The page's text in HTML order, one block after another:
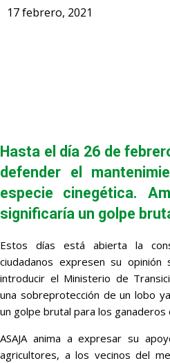
17 febrero, 2021
Hasta el día 26 de
defender el
especie cinegética.
significaría un golpe
Estos días está abierta la
ciudadanos expresen su
introducir el Ministerio de
una sobreprotección de un lobo
un golpe brutal para los ganaderos
ASAJA anima a expresar su
agricultores, a los vecinos del